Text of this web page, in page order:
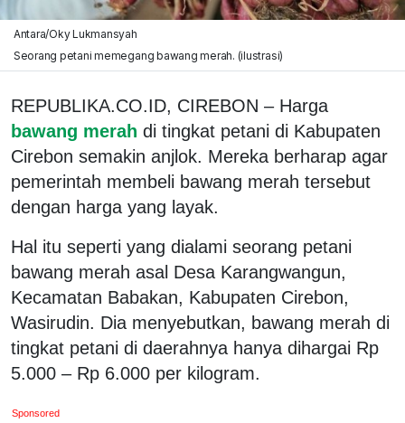
Antara/Oky Lukmansyah
Seorang petani memegang bawang merah. (ilustrasi)
REPUBLIKA.CO.ID, CIREBON – Harga
bawang merah di tingkat petani di Kabupaten
Cirebon semakin anjlok. Mereka berharap agar
pemerintah membeli bawang merah tersebut
dengan harga yang layak.
Hal itu seperti yang dialami seorang petani
bawang merah asal Desa Karangwangun,
Kecamatan Babakan, Kabupaten Cirebon,
Wasirudin. Dia menyebutkan, bawang merah di
tingkat petani di daerahnya hanya dihargai Rp
5.000 – Rp 6.000 per kilogram.
Sponsored